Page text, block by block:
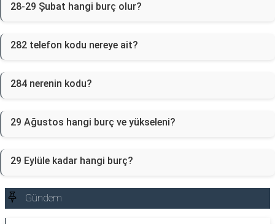
28-29 Şubat hangi burç olur?
282 telefon kodu nereye ait?
284 nerenin kodu?
29 Ağustos hangi burç ve yükseleni?
29 Eylüle kadar hangi burç?
Gündem